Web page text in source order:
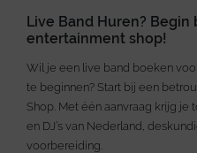
Live Band Huren? Begin
entertainment shop!
Wil je een live band boeken
te beginnen? Start bij een
Shop. Met één aanvraag krijg
en DJ’s van Nederland,
voorbereiding.